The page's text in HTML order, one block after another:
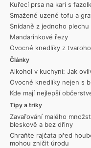
Kuřecí prsa na kari s
Smažené uzené tofu a
Snídaně z jednoho plechu
Mandarinkové řezy
Ovocné knedlíky z
Články
Alkohol v kuchyni: Jak
Ovocné knedlíky nejen s
Kde mají nejlepší
Tipy a triky
Zavařování malého
bleskově a bez dřiny
Chraňte rajčata před
mohou zničit úrodu